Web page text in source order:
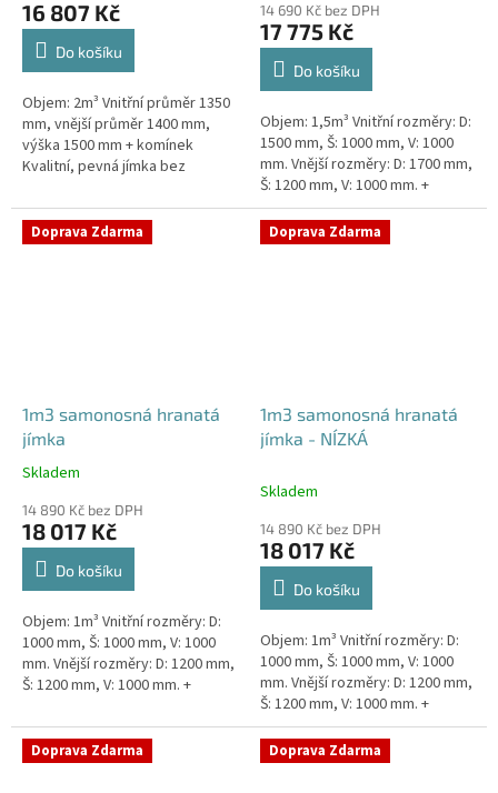
je
4,3
hvězdiček.
16 807 Kč
Do košíku
Objem: 2m³ Vnitřní průměr 1350
mm, vnější průměr 1400 mm,
výška 1500 mm + komínek
Kvalitní, pevná jímka bez
přítoku specifikujte v
poznámce...
14 690 Kč bez DPH
17 775 Kč
Do košíku
Objem: 1,5m³ Vnitřní rozměry: D:
1500 mm, Š: 1000 mm, V: 1000
mm. Vnější rozměry: D: 1700 mm,
Š: 1200 mm, V: 1000 mm. +
komínek. Jímka vhodná pod
parkovací stání,...
Doprava Zdarma
1m3 samonosná hranatá
jímka
Průměrné
produktu
je
4,5
hvězdiček.
Skladem
14 890 Kč bez DPH
18 017 Kč
Do košíku
Objem: 1m³ Vnitřní rozměry: D:
1000 mm, Š: 1000 mm, V: 1000
mm. Vnější rozměry: D: 1200 mm,
Š: 1200 mm, V: 1000 mm. +
bez potřeby obetonování....
Doprava Zdarma
1m3 samonosná hranatá
jímka - NÍZKÁ
Skladem
14 890 Kč bez DPH
18 017 Kč
Do košíku
Objem: 1m³ Vnitřní rozměry: D:
1000 mm, Š: 1000 mm, V: 1000
mm. Vnější rozměry: D: 1200 mm,
Š: 1200 mm, V: 1000 mm. +
komínek Snížené provedení s
výškou těla pouhý 1m!...
Doprava Zdarma Doprava Zdarma